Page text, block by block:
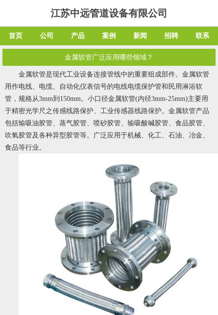
江苏中远管道设备有限公司
首页 公司 产品 案例 新闻 招聘 联系
金属软管广泛应用哪些领域？
金属软管是现代工业设备连接管线中的重要组成部件。金属软管
用作电线、电缆、自动化仪表信号的电线电缆保护管和民用淋浴软
管，规格从3mm到150mm。小口径金属软管(内径3mm-25mm)主要用
于精密光学尺之传感线路保护、工业传感器线路保护。金属软管产品
包括输吸油胶管、蒸气胶管、喷砂胶管、输吸酸碱胶管、食品胶管、
吹氧胶管及各种异型胶管等。广泛应用于机械、化工、石油、冶金、
食品等行业。